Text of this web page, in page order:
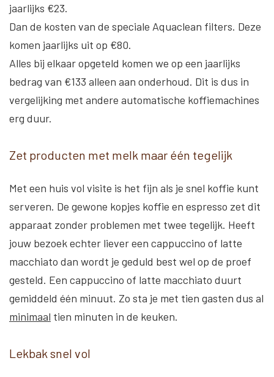
jaarlijks €23.
Dan de kosten van de speciale Aquaclean filters. Deze
komen jaarlijks uit op €80.
Alles bij elkaar opgeteld komen we op een jaarlijks
bedrag van €133 alleen aan onderhoud. Dit is dus in
vergelijking met andere automatische koffiemachines
erg duur.
Zet producten met melk maar één tegelijk
Met een huis vol visite is het fijn als je snel koffie kunt
serveren. De gewone kopjes koffie en espresso zet dit
apparaat zonder problemen met twee tegelijk. Heeft
jouw bezoek echter liever een cappuccino of latte
macchiato dan wordt je geduld best wel op de proef
gesteld. Een cappuccino of latte macchiato duurt
gemiddeld één minuut. Zo sta je met tien gasten dus al
minimaal tien minuten in de keuken.
Lekbak snel vol